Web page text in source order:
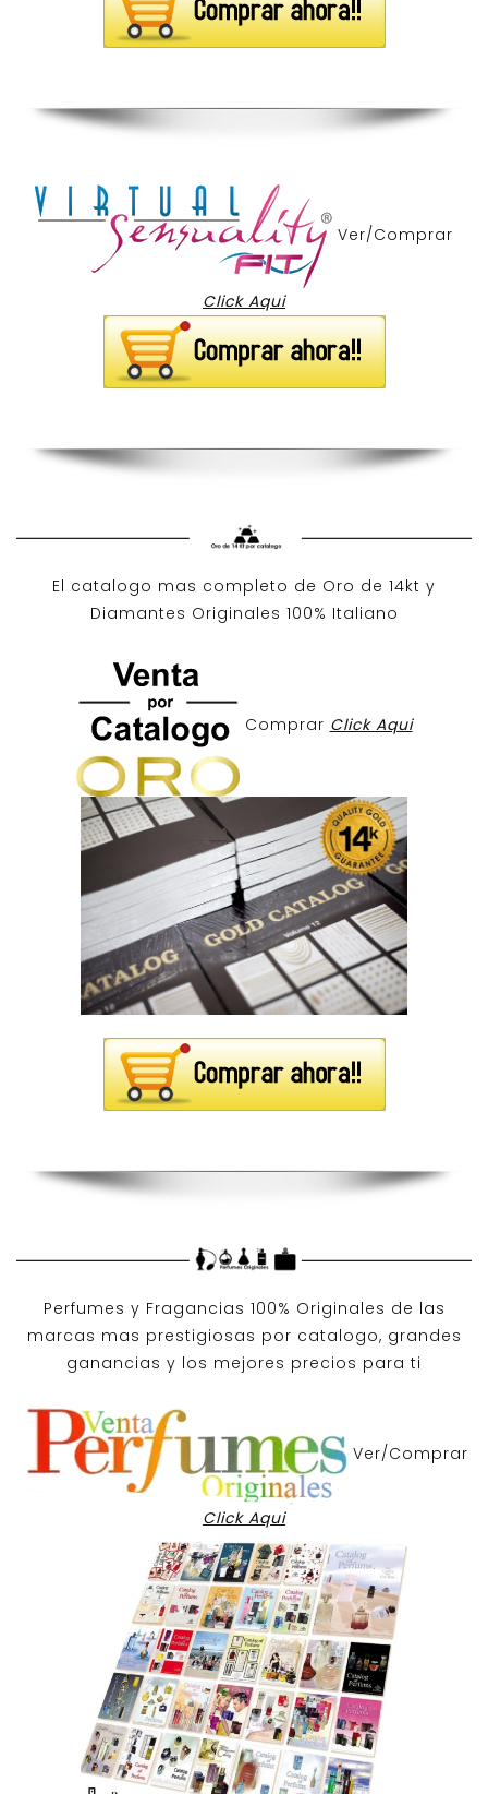
Ver/Comprar
Click Aqui
El catalogo mas completo de Oro de 14kt y
Diamantes Originales 100% Italiano
Comprar Click Aqui
Perfumes y Fragancias 100% Originales de las
marcas mas prestigiosas por catalogo, grandes
ganancias y los mejores precios para ti
Ver/Comprar
Click Aqui